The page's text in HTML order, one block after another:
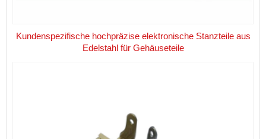
Kundenspezifische hochpräzise elektronische Stanzteile aus
Edelstahl für Gehäuseteile